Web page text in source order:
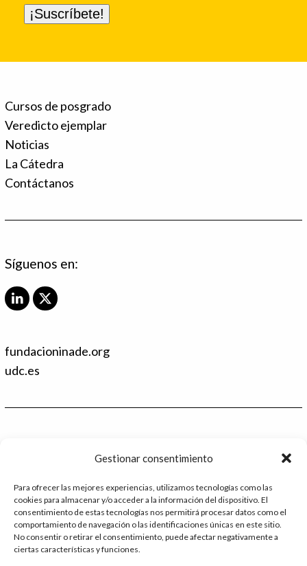
Gestionar consentimiento
Para ofrecer las mejores experiencias, utilizamos tecnologías como las
cookies para almacenar y/o acceder a la información del dispositivo. El
consentimiento de estas tecnologías nos permitirá procesar datos como el
comportamiento de navegación o las identificaciones únicas en este sitio.
No consentir o retirar el consentimiento, puede afectar negativamente a
ciertas características y funciones.
Cursos de posgrado
Veredicto ejemplar
Noticias
La Cátedra
Contáctanos
Síguenos en:
L
e
d
X
t
fundacioninade.org
udc.es
986 48 52 28 - Ext.2
administracion@catedrafundacioninade.org
Universidade da Coruña - Facultad de Derecho
Campus Elviña s/n